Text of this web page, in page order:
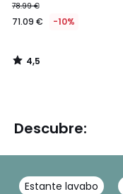
78.99 €
71.09 € -10%
4,5
/
Descubre:
Estante lavabo